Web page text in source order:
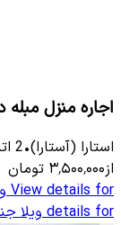
اجاره منزل مبله
استارا (آستارا)•
2
از۳٬۵۰۰٬۰۰۰ تومان
View details for
details for ویلا